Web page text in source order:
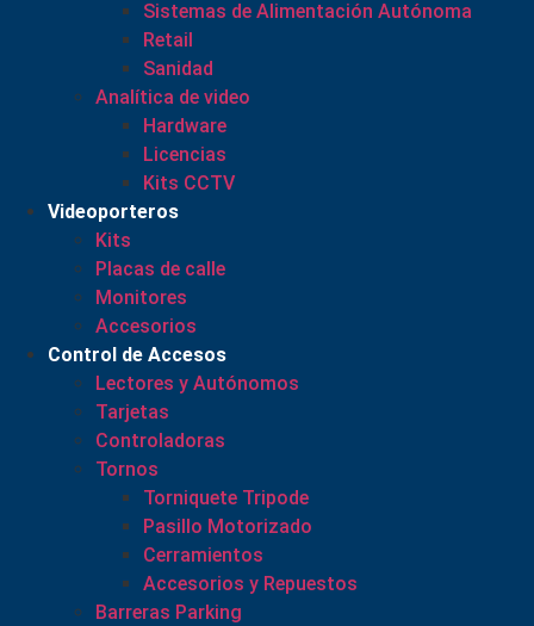
Sistemas de Alimentación Autónoma
Retail
Sanidad
Analítica de video
Hardware
Licencias
Kits CCTV
Videoporteros
Kits
Placas de calle
Monitores
Accesorios
Control de Accesos
Lectores y Autónomos
Tarjetas
Controladoras
Tornos
Torniquete Tripode
Pasillo Motorizado
Cerramientos
Accesorios y Repuestos
Barreras Parking